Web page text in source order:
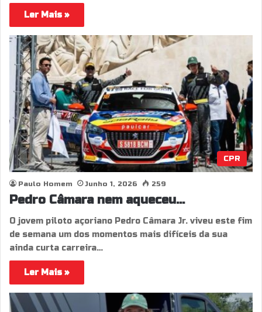
Ler Mais »
CPR
Paulo Homem Junho 1, 2026 259
Pedro Câmara nem aqueceu…
O jovem piloto açoriano Pedro Câmara Jr. viveu este fim
de semana um dos momentos mais difíceis da sua
ainda curta carreira…
Ler Mais »